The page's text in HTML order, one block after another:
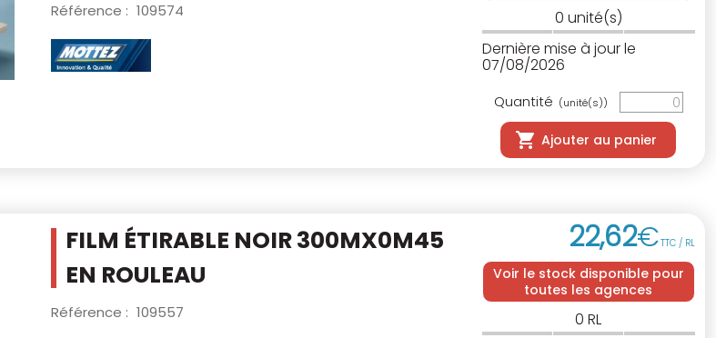
Référence : 109574 0 unité(s)
Dernière mise à jour le
07/08/2026
Quantité (unité(s))
Ajouter au panier
FILM ÉTIRABLE NOIR 300MX0M45
EN ROULEAU
Référence : 109557
22,62€TTC / RL
Voir le stock disponible pour
toutes les agences
0 RL